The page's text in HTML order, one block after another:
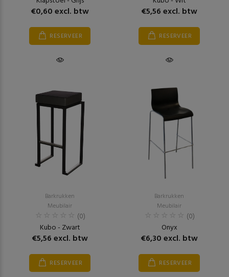
€0,60 excl. btw
RESERVEER
€5,56 excl. btw
RESERVEER
Barkrukken
Meubilair
(0)
Kubo - Zwart
€5,56 excl. btw
RESERVEER
Barkrukken
Meubilair
(0)
Onyx
€6,30 excl. btw
RESERVEER